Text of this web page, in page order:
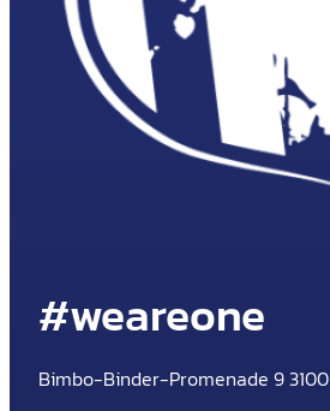
#weareone
Bimbo-Binder-Promenade 9